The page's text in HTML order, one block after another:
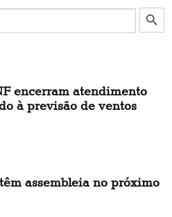
Search Button
encerram atendimento
à previsão de ventos
assembleia no próximo